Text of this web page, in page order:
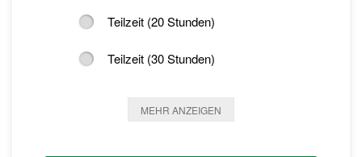
Teilzeit (20 Stunden)
Teilzeit (30 Stunden)
MEHR ANZEIGEN